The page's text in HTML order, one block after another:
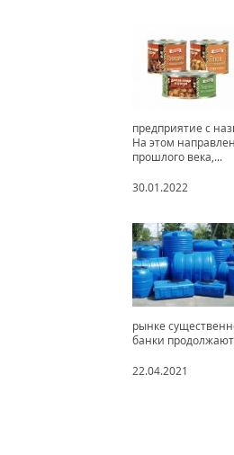
предприятие с
На этом
прошлого века,...
30.01.2022
рынке
банки
22.04.2021